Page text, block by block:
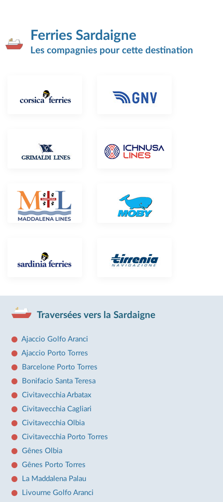
Ferries Sardaigne
Les compagnies pour cette destination
Traversées vers la Sardaigne
Ajaccio Golfo Aranci
Ajaccio Porto Torres
Barcelone Porto Torres
Bonifacio Santa Teresa
Civitavecchia Arbatax
Civitavecchia Cagliari
Civitavecchia Olbia
Civitavecchia Porto Torres
Gênes Olbia
Gênes Porto Torres
La Maddalena Palau
Livourne Golfo Aranci